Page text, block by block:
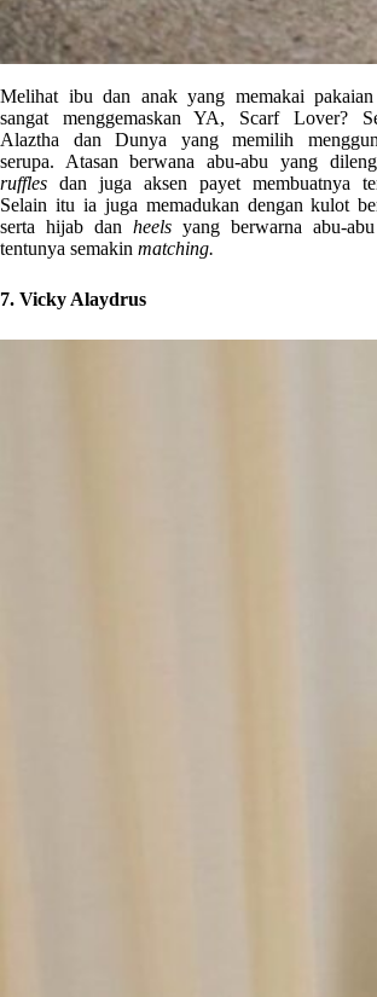
Melihat ibu dan anak yang memakai
sangat menggemaskan YA, Scarf Lover?
Alaztha dan Dunya yang memilih
serupa. Atasan berwana abu-abu yang
rufflesdan juga aksen payet membuatnya
Selain itu ia juga memadukan dengan kulot
serta hijab danheelsyang berwarna abu-
tentunya semakin matching.
7. Vicky Alaydrus